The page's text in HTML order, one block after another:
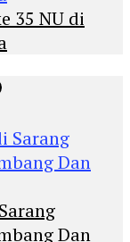
35 NU di
Dan